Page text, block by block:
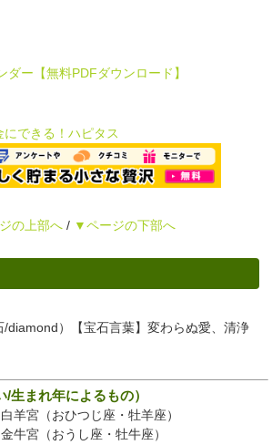
ダー【無料PDFダウンロード】
できる！ハピタス
の上部へ / ▼ページの下部へ
/diamond）【宝石言葉】変わらぬ愛、清浄
生まれ年によるもの）
羊宮（おひつじ座・牡羊座）
牛宮（おうし座・牡牛座）